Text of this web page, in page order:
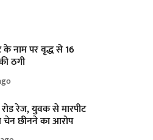
नाम पर वृद्ध से 16
ठगी
रेज, युवक से मारपीट
चेन छीनने का आरोप